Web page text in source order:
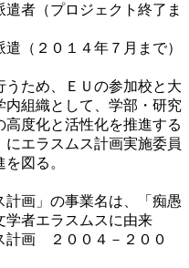
者（プロジェクト終了ま
（２０１４年７月まで）
ため、ＥＵの参加校と大
組織として、学部・研究
度化と活性化を推進する
にエラスムス計画実施委員
図る。
画」の事業名は、「痴愚
学者エラスムスに由来
計画 ２００４－２００